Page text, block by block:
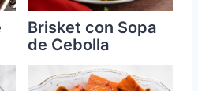
Brisket con Sopa
de Cebolla